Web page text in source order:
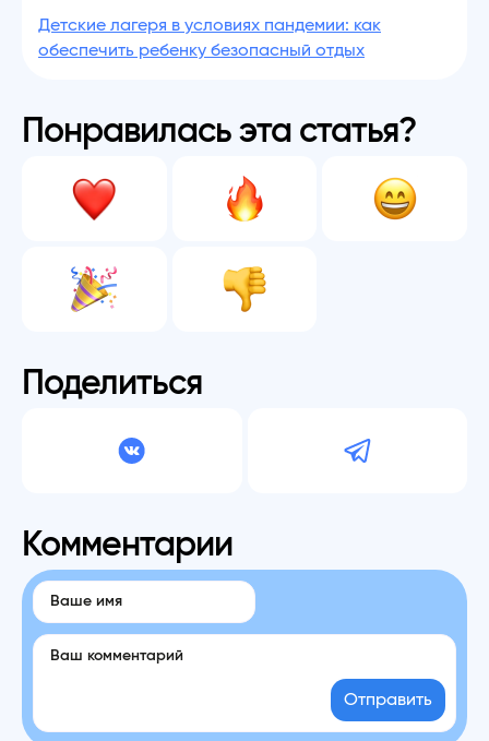
Детские лагеря в условиях пандемии: как
обеспечить ребенку безопасный отдых
Понравилась эта статья?
Поделиться
Комментарии
Отправить